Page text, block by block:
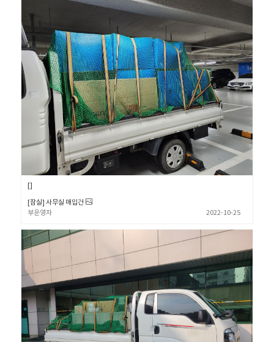
[잠실] 사무실 매입건
부운영자
2022-10-25